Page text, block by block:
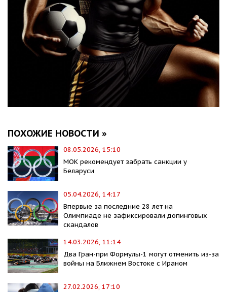
ПОХОЖИЕ НОВОСТИ »
08.05.2026, 15:10
МОК рекомендует забрать санкции у
Беларуси
05.04.2026, 14:17
Впервые за последние 28 лет на
Олимпиаде не зафиксировали допинговых
скандалов
14.03.2026, 11:14
Два Гран-при Формулы-1 могут отменить из-за
войны на Ближнем Востоке с Ираном
27.02.2026, 17:10